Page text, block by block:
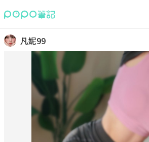
凡妮99